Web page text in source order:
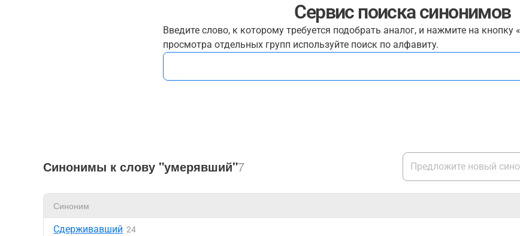
Сервис поиска синонимов
Введите слово, к которому требуется подобрать аналог, и нажмите на
просмотра отдельных групп используйте поиск по алфавиту.
Синонимы к слову "умерявший"7
Синоним
Сдерживавший 24